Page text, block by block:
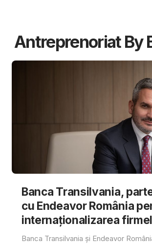
Antreprenoriat By
Banca Transilvania,
cu Endeavor România
internaționalizarea
Banca Transilvania și Endeavor